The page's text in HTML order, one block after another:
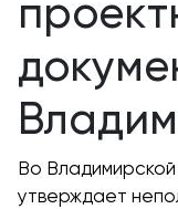
Во Владимирской
утверждает